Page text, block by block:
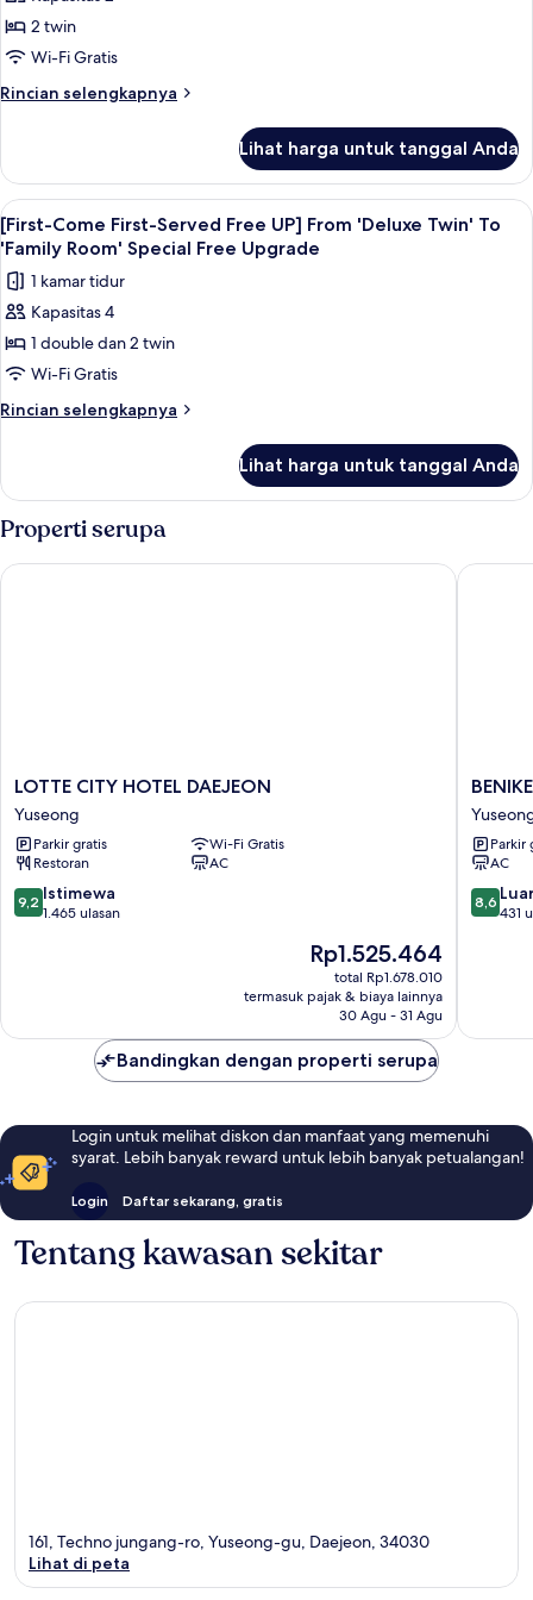
Bottle
of
Bird
Wine
PKG]
Double
+
1
Bottle
of
Wine
2 twin
Wi-Fi Gratis
Rincian selengkapnya
Rincian
[Early
Bird
Wine
PKG]
Balcony
Hollywood
Double
Bottle
Wine
Lihat harga untuk tanggal Anda
Lihat
semua
foto
untuk
[First-
Come
First-
Served
From
Twin'
To
Brankas, tirai kedap cahaya, Wi-Fi
6
[First-Come First-Served Free UP] From 'Deluxe Twin' To
'Family Room' Special Free Upgrade
1 kamar tidur
Kapasitas 4
1 double dan 2 twin
Wi-Fi Gratis
Rincian selengkapnya
Rincian
[First-
Come
First-
Served
Free
Upgrade
Lihat harga untuk tanggal Anda
Properti serupa
LOTTE
CITY
HOTEL
DAEJEON
Yuseong
LOTTE CITY HOTEL DAEJEON
Yuseong
Parkir gratis
Wi-Fi Gratis
Restoran
AC
9.2
dari
9,2 Istimewa
1.465 ulasan
Harga
sekarang
Rp1.525.464
Rp1.525.464
total Rp1.678.010
termasuk pajak & biaya lainnya
30 Agu - 31 Agu
LOTTE CITY HOTEL DAEJEON
Hotel
Parkir
AC
8.6
dari
8,6
431
Bandingkan dengan properti serupa
Login untuk melihat diskon dan manfaat yang memenuhi
syarat. Lebih banyak reward untuk lebih banyak petualangan!
Login Daftar sekarang, gratis
Tentang kawasan sekitar
161, Techno jungang-ro, Yuseong-gu, Daejeon, 34030
Lihat di peta